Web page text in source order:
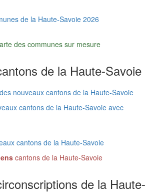
de la Haute-Savoie 2026
des communes sur mesure
de la Haute-Savoie
nouveaux cantons de la Haute-Savoie
cantons de la Haute-Savoie avec
cantons de la Haute-Savoie
cantons de la Haute-Savoie
de la Haute-